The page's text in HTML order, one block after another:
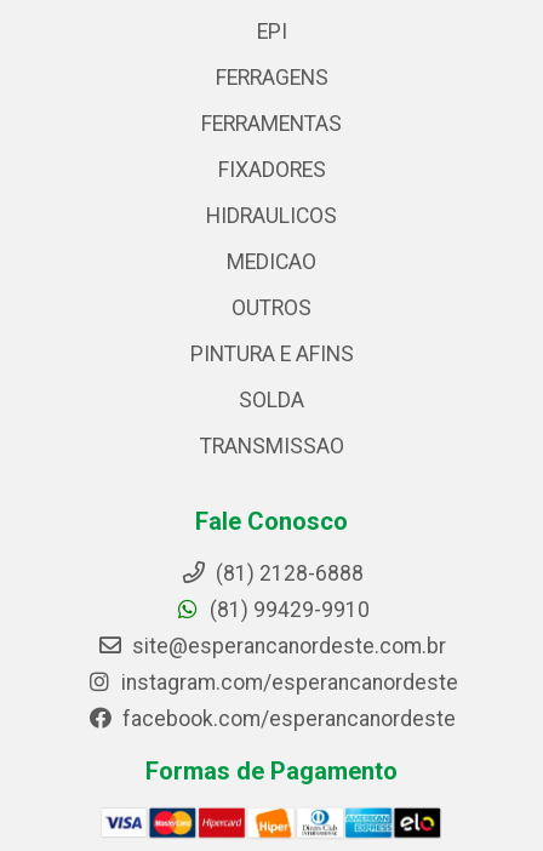
EPI
FERRAGENS
FERRAMENTAS
FIXADORES
HIDRAULICOS
MEDICAO
OUTROS
PINTURA E AFINS
SOLDA
TRANSMISSAO
Fale Conosco
(81) 2128-6888
(81) 99429-9910
site@esperancanordeste.com.br
instagram.com/esperancanordeste
facebook.com/esperancanordeste
Formas de Pagamento